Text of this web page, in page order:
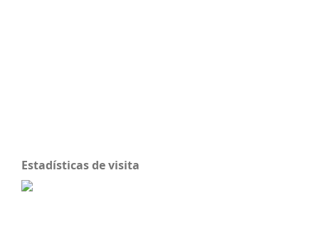
Estadísticas de visita